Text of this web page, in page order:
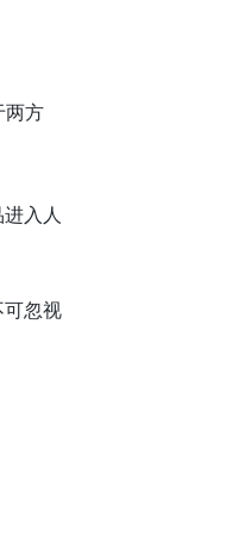
两方
入人
可忽视